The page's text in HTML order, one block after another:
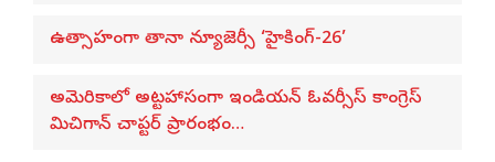
ఉత్సాహంగా తానా న్యూజెర్సీ ‘హైకింగ్‌-26’
అమెరికాలో అట్టహాసంగా ఇండియన్ ఓవర్సీస్ కాంగ్రెస్
మిచిగాన్ చాప్టర్ ప్రారంభం…